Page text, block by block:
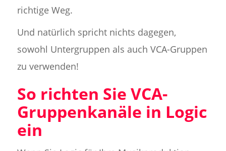
richtige Weg.
Und natürlich spricht nichts dagegen,
sowohl Untergruppen als auch VCA-Gruppen
zu verwenden!
So richten Sie VCA-
Gruppenkanäle in Logic
ein